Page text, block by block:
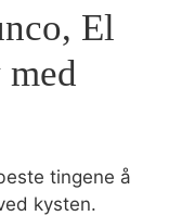
El
tingene å
kysten.